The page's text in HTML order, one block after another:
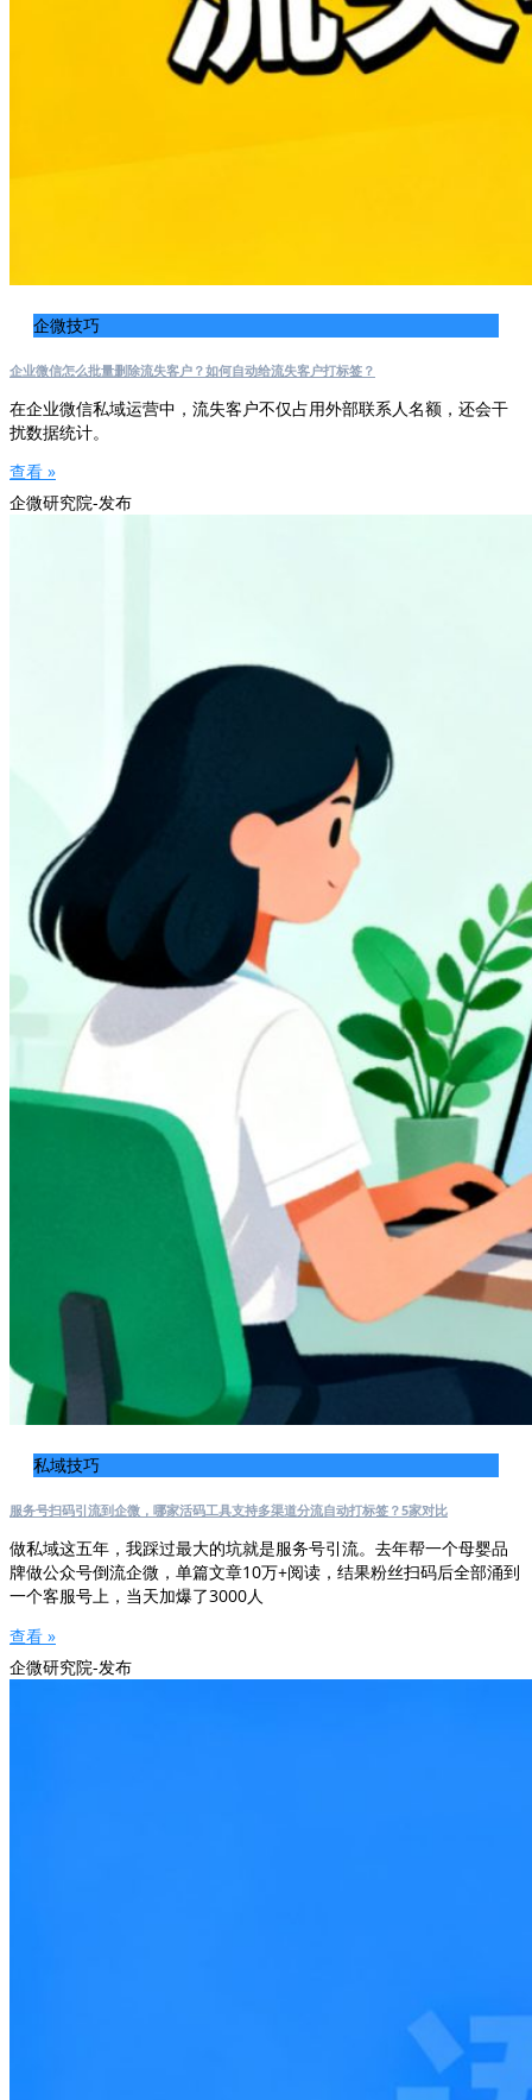
企微技巧
企业微信怎么批量删除流失客户？如何自动给流失客户打标签？
在企业微信私域运营中，流失客户不仅占用外部联系人名额，还会干
扰数据统计。
查看 »
企微研究院-发布
私域技巧
服务号扫码引流到企微，哪家活码工具支持多渠道分流自动打标签？5家对比
做私域这五年，我踩过最大的坑就是服务号引流。去年帮一个母婴品
牌做公众号倒流企微，单篇文章10万+阅读，结果粉丝扫码后全部涌到
一个客服号上，当天加爆了3000人
查看 »
企微研究院-发布